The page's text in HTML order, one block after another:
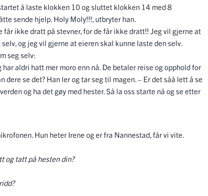
å laste klokken 10 og sluttet klokken 14 med 8
sende hjelp. Holy Moly!!!, utbryter han.
får ikke dratt på stevner, for de får ikke dratt!! Jeg vil gjerne at
og jeg vil gjerne at eieren skal kunne laste den selv.
seg selv:
har aldri hatt mer moro enn nå. De betaler reise og opphold for
dere se det? Han ler og tar seg til magen. – Er det såå lett å se
og ha det gøy med hester. Så la oss starte nå og se etter
Hun heter Irene og er fra Nannestad, får vi vite.
og tatt på hesten din?